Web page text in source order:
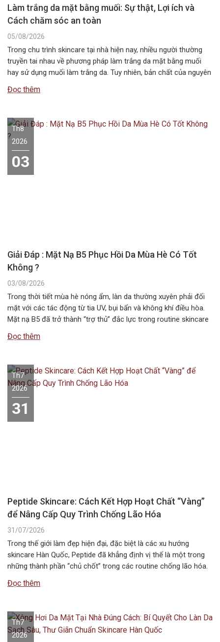
Làm trắng da mặt bằng muối: Sự thật, Lợi ích và
Cách chăm sóc an toàn
05/08/2026
Trong chu trình skincare tại nhà hiện nay, nhiều người thường
truyền tai nhau về phương pháp làm trắng da mặt bằng muối
hay sử dụng muối làm trắng da. Tuy nhiên, bản chất của nguyên
các dòng mỹ phẩm chuyên dụng….
Đọc thêm
Th8
2026
03
Giải Đáp : Mặt Nạ B5 Phục Hồi Da Mùa Hè Có Tốt
Không ?
03/08/2026
Trong thời tiết mùa hè nóng ẩm, làn da thường xuyên phải đối
mặt với các tác động từ tia UV, bụi bẩn và không khí điều hòa.
Mặt nạ B5 đã trở thành “trợ thủ” đắc lực trong routine skincare
Đọc thêm
Th7
2026
31
Peptide Skincare: Cách Kết Hợp Hoạt Chất “Vàng”
để Nâng Cấp Quy Trình Chống Lão Hóa
31/07/2026
Trong thế giới làm đẹp hiện đại, đặc biệt là các xu hướng
skincare Hàn Quốc, Peptide đã khẳng định vị thế là một trong
những thành phần “chủ chốt” trong các routine chống lão hóa.
nhất vẫn là băn…
Đọc thêm
Th7
2026